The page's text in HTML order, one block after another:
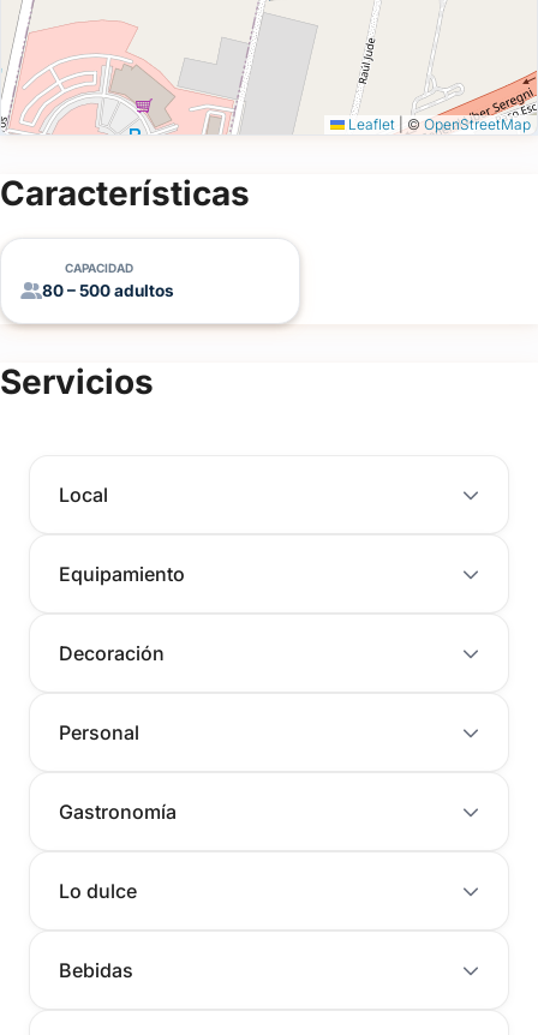
Leaflet ©OpenStreetMap
Características
CAPACIDAD
80 – 500 adultos
Servicios
Local
Equipamiento
Decoración
Personal
Gastronomía
Lo dulce
Bebidas